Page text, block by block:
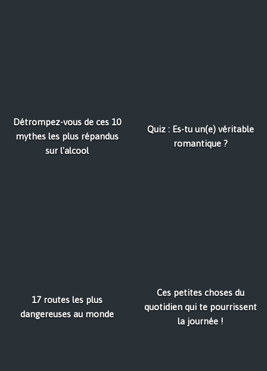
Détrompez-vous de ces 10
mythes les plus répandus
sur l'alcool
Quiz : Es-tu un(e) véritable
romantique ?
17 routes les plus
dangereuses au monde
Ces petites choses du
quotidien qui te pourrissent
la journée !